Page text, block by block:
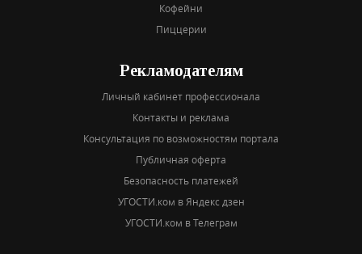
Кофейни
Пиццерии
Рекламодателям
Личный кабинет профессионала
Контакты и реклама
Консультация по возможностям портала
Публичная оферта
Безопасность платежей
УГОСТИ.ком в Яндекс дзен
УГОСТИ.ком в Телеграм